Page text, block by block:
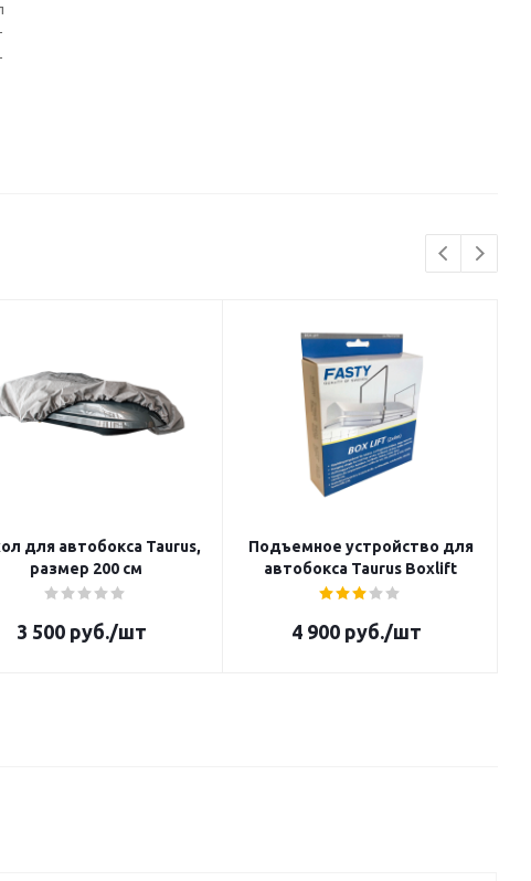
для автобокса Taurus,
размер 200 cм
3 500 руб./шт
Подъемное устройство для
автобокса Taurus Boxlift
4 900 руб./шт